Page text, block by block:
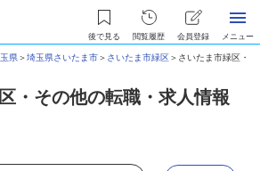
後で見る 閲覧履歴 会員登録 メニュー
県＞埼玉県さいたま市＞ さいたま市緑区＞ さいたま市緑区・
・その他の転職・求人情報